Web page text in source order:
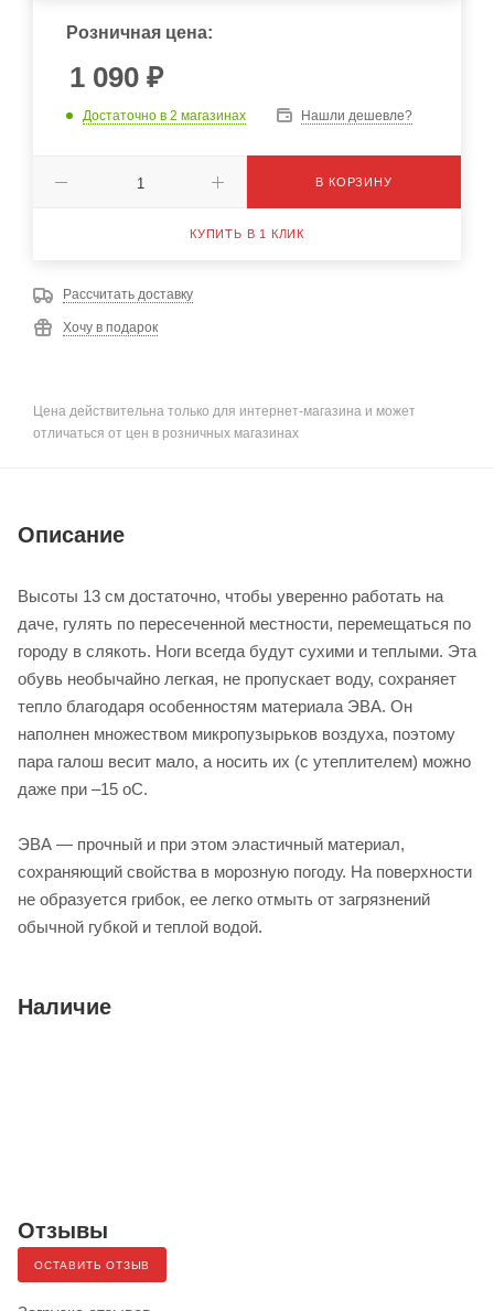
Розничная цена:
1 090 ₽
Достаточно в 2 магазинах Нашли дешевле?
В КОРЗИНУ
КУПИТЬ В 1 КЛИК
Рассчитать доставку
Хочу в подарок
Цена действительна только для интернет-магазина и может
отличаться от цен в розничных магазинах
Описание
Высоты 13 см достаточно, чтобы уверенно работать на
даче, гулять по пересеченной местности, перемещаться по
городу в слякоть. Ноги всегда будут сухими и теплыми. Эта
обувь необычайно легкая, не пропускает воду, сохраняет
тепло благодаря особенностям материала ЭВА. Он
наполнен множеством микропузырьков воздуха, поэтому
пара галош весит мало, а носить их (с утеплителем) можно
даже при –15 оС.
ЭВА — прочный и при этом эластичный материал,
сохраняющий свойства в морозную погоду. На поверхности
не образуется грибок, ее легко отмыть от загрязнений
обычной губкой и теплой водой.
Наличие
Отзывы
ОСТАВИТЬ ОТЗЫВ